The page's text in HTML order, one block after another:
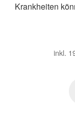
Krankheiten
inkl.